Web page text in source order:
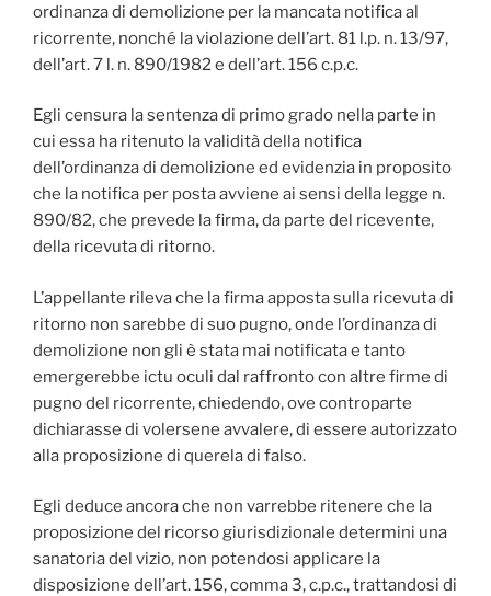
ordinanza di demolizione per la mancata notifica al
ricorrente, nonché la violazione dell’art. 81 l.p. n. 13/97,
dell’art. 7 l. n. 890/1982 e dell’art. 156 c.p.c.
Egli censura la sentenza di primo grado nella parte in
cui essa ha ritenuto la validità della notifica
dell’ordinanza di demolizione ed evidenzia in proposito
che la notifica per posta avviene ai sensi della legge n.
890/82, che prevede la firma, da parte del ricevente,
della ricevuta di ritorno.
L’appellante rileva che la firma apposta sulla ricevuta di
ritorno non sarebbe di suo pugno, onde l’ordinanza di
demolizione non gli è stata mai notificata e tanto
emergerebbe ictu oculi dal raffronto con altre firme di
pugno del ricorrente, chiedendo, ove controparte
dichiarasse di volersene avvalere, di essere autorizzato
alla proposizione di querela di falso.
Egli deduce ancora che non varrebbe ritenere che la
proposizione del ricorso giurisdizionale determini una
sanatoria del vizio, non potendosi applicare la
disposizione dell’art. 156, comma 3, c.p.c., trattandosi di